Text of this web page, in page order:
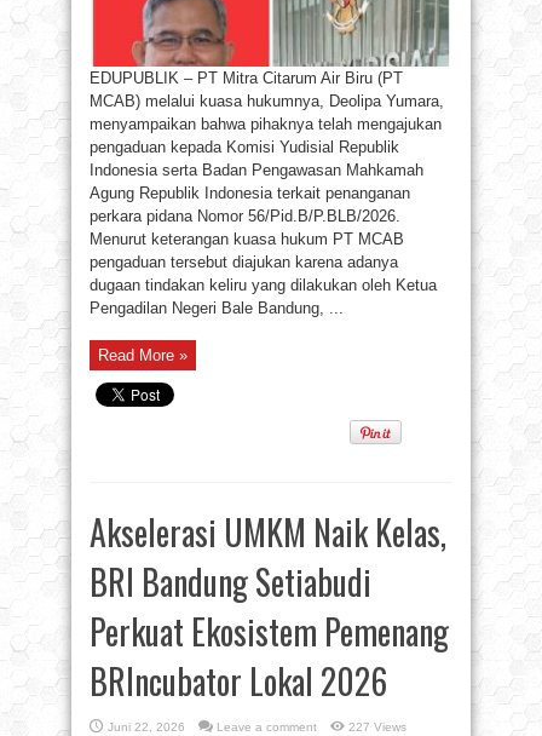
EDUPUBLIK – PT Mitra Citarum Air Biru (PT
MCAB) melalui kuasa hukumnya, Deolipa Yumara,
menyampaikan bahwa pihaknya telah mengajukan
pengaduan kepada Komisi Yudisial Republik
Indonesia serta Badan Pengawasan Mahkamah
Agung Republik Indonesia terkait penanganan
perkara pidana Nomor 56/Pid.B/P.BLB/2026.
Menurut keterangan kuasa hukum PT MCAB
pengaduan tersebut diajukan karena adanya
dugaan tindakan keliru yang dilakukan oleh Ketua
Pengadilan Negeri Bale Bandung, ...
Read More »
Akselerasi UMKM Naik Kelas,
BRI Bandung Setiabudi
Perkuat Ekosistem Pemenang
BRIncubator Lokal 2026
Juni 22, 2026 Leave a comment 227 Views